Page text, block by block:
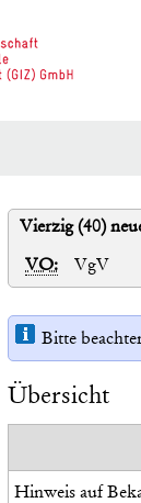
Vierzig (40)
VO:
VgV
Bitte
Übersicht
Hinweis auf